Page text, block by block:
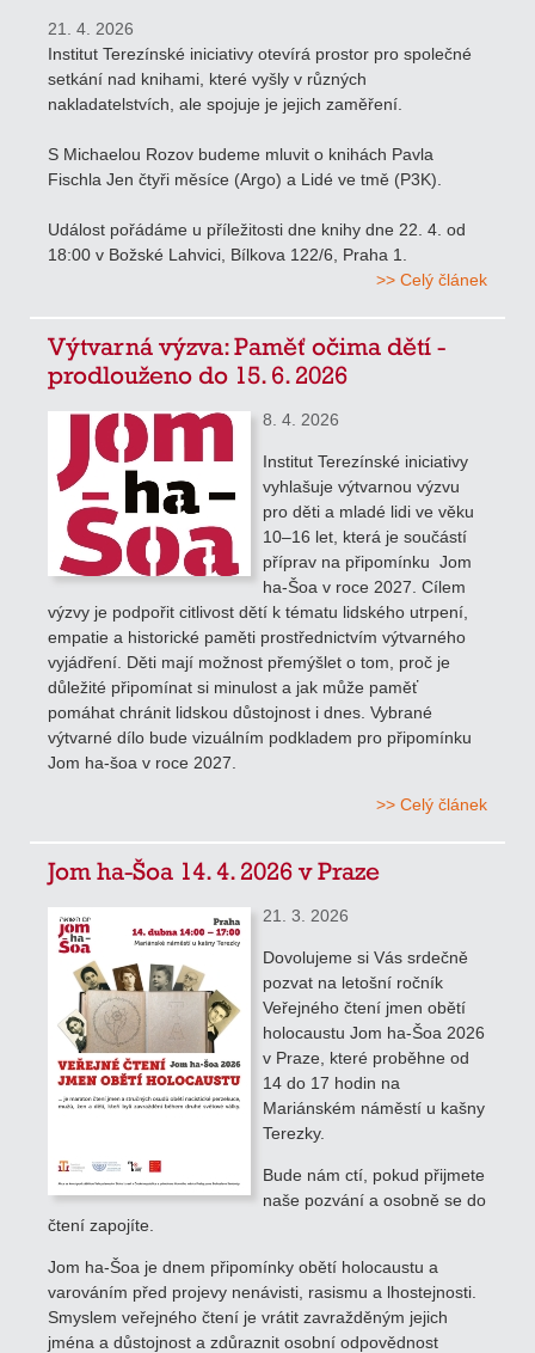
21. 4. 2026
Institut Terezínské iniciativy otevírá prostor pro společné
setkání nad knihami, které vyšly v různých
nakladatelstvích, ale spojuje je jejich zaměření.
S Michaelou Rozov budeme mluvit o knihách Pavla
Fischla Jen čtyři měsíce (Argo) a Lidé ve tmě (P3K).
Událost pořádáme u příležitosti dne knihy dne 22. 4. od
18:00 v Božské Lahvici, Bílkova 122/6, Praha 1.
>> Celý článek
Výtvarná výzva: Paměť očima dětí -
prodlouženo do 15. 6. 2026
8. 4. 2026
Institut Terezínské iniciativy
vyhlašuje výtvarnou výzvu
pro děti a mladé lidi ve věku
10–16 let, která je součástí
příprav na připomínku Jom
ha-Šoa v roce 2027. Cílem
výzvy je podpořit citlivost dětí k tématu lidského utrpení,
empatie a historické paměti prostřednictvím výtvarného
vyjádření. Děti mají možnost přemýšlet o tom, proč je
důležité připomínat si minulost a jak může paměť
pomáhat chránit lidskou důstojnost i dnes. Vybrané
výtvarné dílo bude vizuálním podkladem pro připomínku
Jom ha-šoa v roce 2027.
>> Celý článek
Jom ha-Šoa 14. 4. 2026 v Praze
21. 3. 2026
Dovolujeme si Vás srdečně
pozvat na letošní ročník
Veřejného čtení jmen obětí
holocaustu Jom ha-Šoa 2026
v Praze, které proběhne od
14 do 17 hodin na
Mariánském náměstí u kašny
Terezky.
Bude nám ctí, pokud přijmete
naše pozvání a osobně se do
čtení zapojíte.
Jom ha-Šoa je dnem připomínky obětí holocaustu a
varováním před projevy nenávisti, rasismu a lhostejnosti.
Smyslem veřejného čtení je vrátit zavražděným jejich
jména a důstojnost a zdůraznit osobní odpovědnost